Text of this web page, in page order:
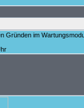
Gründen im